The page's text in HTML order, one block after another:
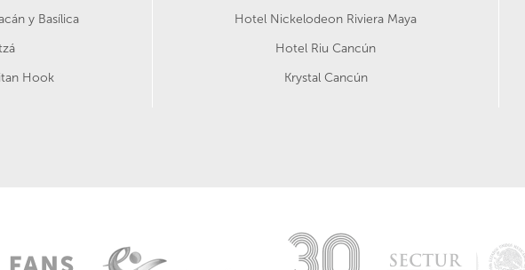
y Basílica
Hook
Hotel Nickelodeon Riviera Maya
Hotel Riu Cancún
Krystal Cancún